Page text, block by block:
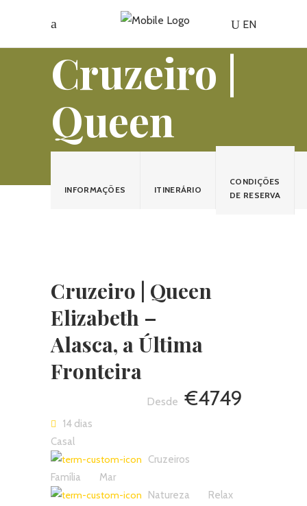
EN
Cruzeiro |
Queen
Elizabeth
– Alasca, a
Fronteira
INFORMAÇÕES ITINERÁRIO
CONDIÇÕES
DE RESERVA
Cruzeiro | Queen
Elizabeth –
Alasca, a Última
Fronteira
€4749
14 dias
Casal
Cruzeiros
Família
Mar
Natureza
Relax